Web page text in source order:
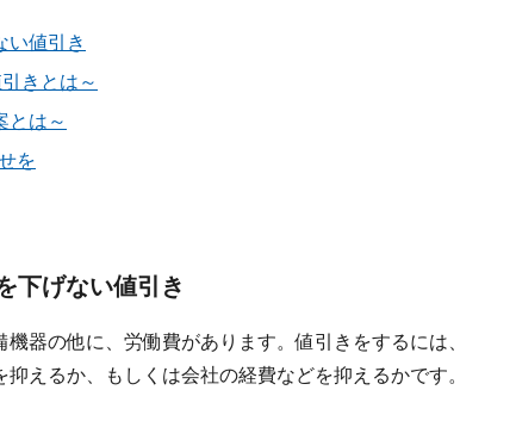
い値引き
きとは～
とは～
を
下げない値引き
器の他に、労働費があります。値引きをするには、
えるか、もしくは会社の経費などを抑えるかです。